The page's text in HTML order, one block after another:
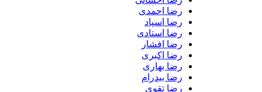
رضا احمدی
رضا اسپاد
رضا استادی
رضا افشار
رضا اکبری
رضا بهاری
رضا بیدرام
رضا تقوی